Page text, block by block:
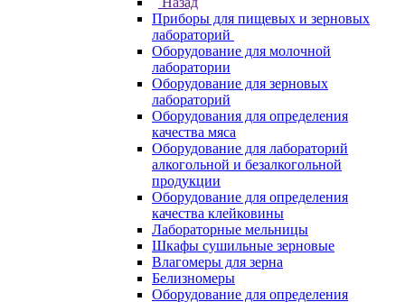
Приборы для пищевых и зерновых
лабораторий
Оборудование для молочной
лаборатории
Оборудование для зерновых
лабораторий
Оборудования для определения
качества мяса
Оборудование для лабораторий
алкогольной и безалкогольной
продукции
Оборудование для определения
качества клейковины
Лабораторные мельницы
Шкафы сушильные зерновые
Влагомеры для зерна
Белизномеры
Оборудование для определения